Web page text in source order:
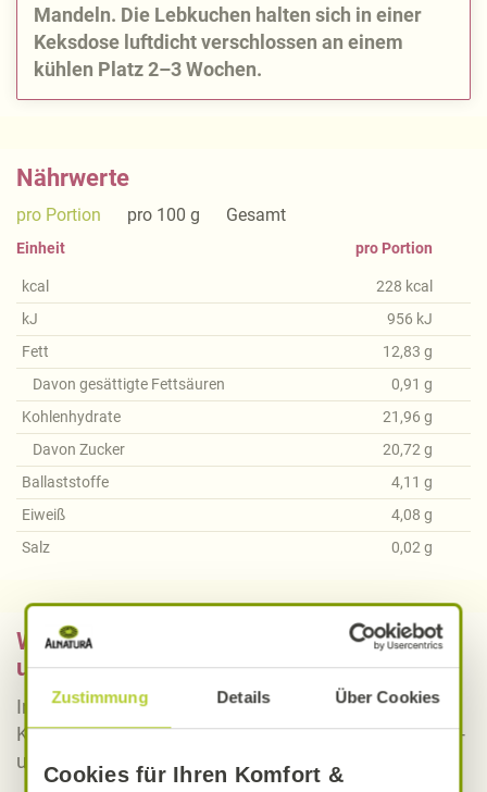
Zustimmung Details Über Cookies
Cookies für Ihren Komfort &
Mandeln. Die Lebkuchen halten sich in einer
Keksdose luftdicht verschlossen an einem
kühlen Platz 2–3 Wochen.
Nährwerte
pro Portion pro 100 g Gesamt
Einheit
kcal
kJ
Fett
Davon gesättigte Fettsäuren
Kohlenhydrate
Davon Zucker
Ballaststoffe
Eiweiß
Salz
pro Portion
228 kcal
956 kJ
12,83 g
0,91 g
21,96 g
20,72 g
4,11 g
4,08 g
0,02 g
Was bedeutet vegan, vegetarisch, gluten-
und laktosefrei bei Alnatura Rezepten?
Informieren Sie sich über die genaue Erklärung der
Kennzeichnung von veganen, vegetarischen, gluten-
und laktosefreien Alnatura Rezepten.